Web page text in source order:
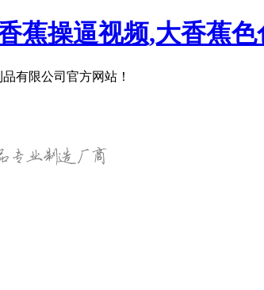
蕉操逼视频,大香蕉
有限公司官方网站！